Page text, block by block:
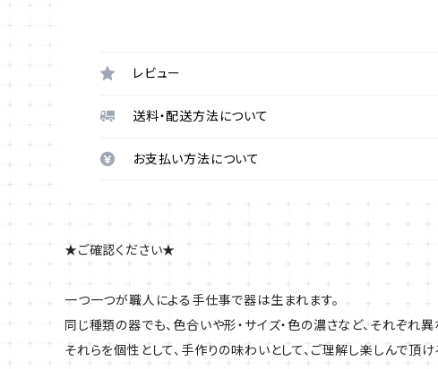
レビュー
送料・配送方法について
お支払い方法について
★ご確認ください★
一つ一つが職人による手仕事で器は生まれます。
同じ種類の器でも、色合いや形・サイズ・色の濃さなど、それぞれ
それらを個性として、手作りの味わいとして、ご理解し楽しんで頂け